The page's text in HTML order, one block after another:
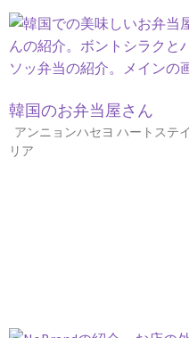
韓国のお弁当屋さん
アンニョンハセヨ ハートステ
リア